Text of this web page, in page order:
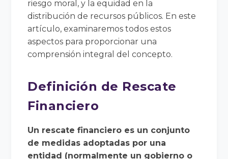
riesgo moral, y la equidad en la
distribución de recursos públicos. En este
artículo, examinaremos todos estos
aspectos para proporcionar una
comprensión integral del concepto.
Definición de Rescate
Financiero
Un rescate financiero es un conjunto
de medidas adoptadas por una
entidad (normalmente un gobierno o